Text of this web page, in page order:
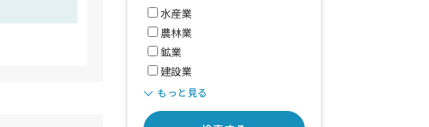
水産業
農林業
鉱業
建設業
もっと見る